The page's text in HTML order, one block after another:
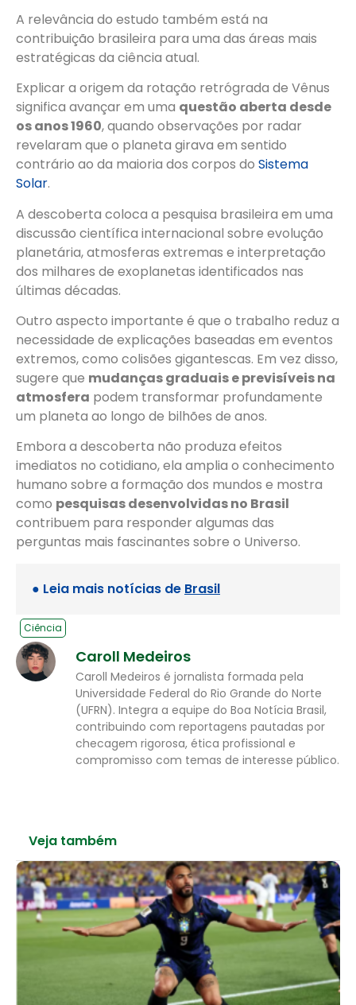
A relevância do estudo também está na
contribuição brasileira para uma das áreas mais
estratégicas da ciência atual.
Explicar a origem da rotação retrógrada de Vênus
significa avançar em uma questão aberta desde
os anos 1960, quando observações por radar
revelaram que o planeta girava em sentido
contrário ao da maioria dos corpos do Sistema
Solar.
A descoberta coloca a pesquisa brasileira em uma
discussão científica internacional sobre evolução
planetária, atmosferas extremas e interpretação
dos milhares de exoplanetas identificados nas
últimas décadas.
Outro aspecto importante é que o trabalho reduz a
necessidade de explicações baseadas em eventos
extremos, como colisões gigantescas. Em vez disso,
sugere que mudanças graduais e previsíveis na
atmosfera podem transformar profundamente
um planeta ao longo de bilhões de anos.
Embora a descoberta não produza efeitos
imediatos no cotidiano, ela amplia o conhecimento
humano sobre a formação dos mundos e mostra
como pesquisas desenvolvidas no Brasil
contribuem para responder algumas das
perguntas mais fascinantes sobre o Universo.
● Leia mais notícias de Brasil
Ciência
Caroll Medeiros
Caroll Medeiros é jornalista formada pela
Universidade Federal do Rio Grande do Norte
(UFRN). Integra a equipe do Boa Notícia Brasil,
contribuindo com reportagens pautadas por
checagem rigorosa, ética profissional e
compromisso com temas de interesse público.
Veja também